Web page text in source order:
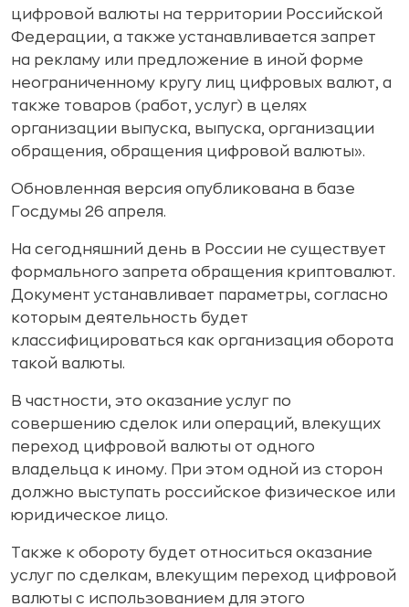
цифровой валюты на территории Российской
Федерации, а также устанавливается запрет
на рекламу или предложение в иной форме
неограниченному кругу лиц цифровых валют, а
также товаров (работ, услуг) в целях
организации выпуска, выпуска, организации
обращения, обращения цифровой валюты».
Обновленная версия опубликована в базе
Госдумы 26 апреля.
На сегодняшний день в России не существует
формального запрета обращения криптовалют.
Документ устанавливает параметры, согласно
которым деятельность будет
классифицироваться как организация оборота
такой валюты.
В частности, это оказание услуг по
совершению сделок или операций, влекущих
переход цифровой валюты от одного
владельца к иному. При этом одной из сторон
должно выступать российское физическое или
юридическое лицо.
Также к обороту будет относиться оказание
услуг по сделкам, влекущим переход цифровой
валюты с использованием для этого